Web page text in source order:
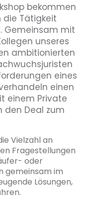
bekommen
die Tätigkeit
Gemeinsam mit
unseres
ambitionierten
eines
einen
einem Private
den Deal zum
Vielzahl an
Fragestellungen
oder
gemeinsam im
Lösungen,